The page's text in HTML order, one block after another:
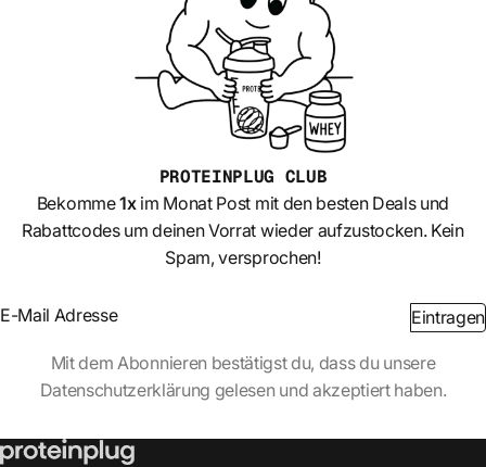
PROTEINPLUG CLUB
Bekomme1xim Monat Post mit den besten Deals und
Rabattcodes um deinen Vorrat wieder aufzustocken. Kein
Spam, versprochen!
Section Eintragen
AbschnittMit dem Abonnieren bestätigst du, dass du unsere
Datenschutzerklärung gelesen und akzeptiert haben.